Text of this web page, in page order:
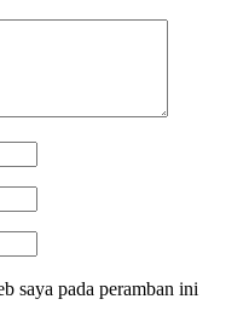
saya pada peramban ini